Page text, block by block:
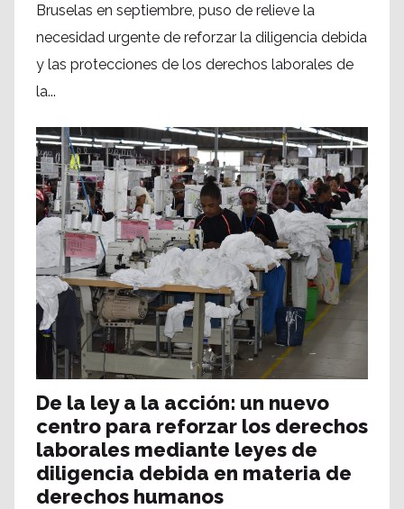
Bruselas en septiembre, puso de relieve la
necesidad urgente de reforzar la diligencia debida
y las protecciones de los derechos laborales de
la...
De la ley a la acción: un nuevo
centro para reforzar los derechos
laborales mediante leyes de
diligencia debida en materia de
derechos humanos